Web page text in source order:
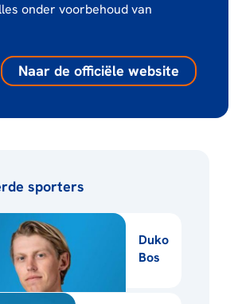
onder voorbehoud van
Naar de officiële website
sporters
Duko
Bos